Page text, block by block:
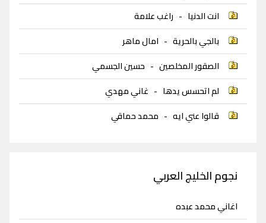
انت الدنيا - راغب علامة
بالجي بالحرية - امال ماهر
الصقور المخلصين - حسين الجسمي
لم اتحسس يدها - غاني مهدي
قالوا عني ايه - محمد حماقي
نجوم الخليج العربي
اغاني محمد عبده